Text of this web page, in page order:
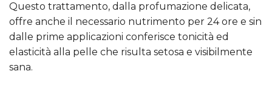
Questo trattamento, dalla profumazione delicata,
offre anche il necessario nutrimento per 24 ore e sin
dalle prime applicazioni conferisce tonicità ed
elasticità alla pelle che risulta setosa e visibilmente
sana.